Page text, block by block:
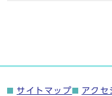
サイトマップ アクセ